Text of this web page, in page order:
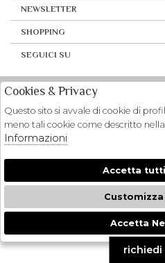
NEWSLETTER
SHOPPING
SEGUICI SU
🍪
richiedi
Cookies & Privacy
Questo sito si avvale di cookie di
meno tali cookie come descritto
Informazioni
Accetta
Accetta